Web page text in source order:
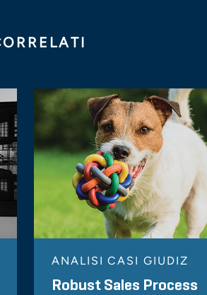
ANALISI CASI GIUDIZ
Robust Sales Process